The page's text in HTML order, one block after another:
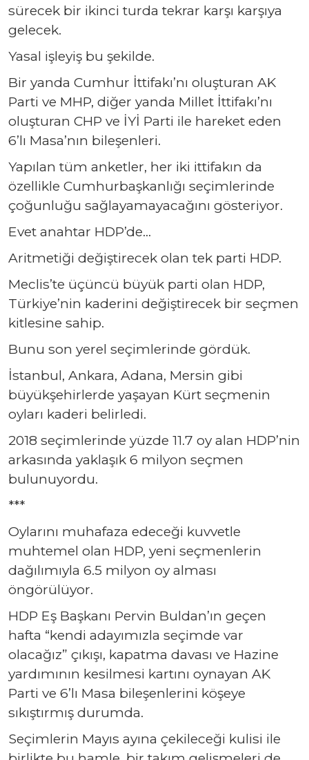
sürecek bir ikinci turda tekrar karşı karşıya
gelecek.
Yasal işleyiş bu şekilde.
Bir yanda Cumhur İttifakı’nı oluşturan AK
Parti ve MHP, diğer yanda Millet İttifakı’nı
oluşturan CHP ve İYİ Parti ile hareket eden
6’lı Masa’nın bileşenleri.
Yapılan tüm anketler, her iki ittifakın da
özellikle Cumhurbaşkanlığı seçimlerinde
çoğunluğu sağlayamayacağını gösteriyor.
Evet anahtar HDP’de…
Aritmetiği değiştirecek olan tek parti HDP.
Meclis’te üçüncü büyük parti olan HDP,
Türkiye’nin kaderini değiştirecek bir seçmen
kitlesine sahip.
Bunu son yerel seçimlerinde gördük.
İstanbul, Ankara, Adana, Mersin gibi
büyükşehirlerde yaşayan Kürt seçmenin
oyları kaderi belirledi.
2018 seçimlerinde yüzde 11.7 oy alan HDP’nin
arkasında yaklaşık 6 milyon seçmen
bulunuyordu.
***
Oylarını muhafaza edeceği kuvvetle
muhtemel olan HDP, yeni seçmenlerin
dağılımıyla 6.5 milyon oy alması
öngörülüyor.
HDP Eş Başkanı Pervin Buldan’ın geçen
hafta “kendi adayımızla seçimde var
olacağız” çıkışı, kapatma davası ve Hazine
yardımının kesilmesi kartını oynayan AK
Parti ve 6’lı Masa bileşenlerini köşeye
sıkıştırmış durumda.
Seçimlerin Mayıs ayına çekileceği kulisi ile